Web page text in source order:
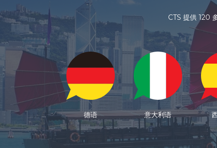
CTS 提供 120
法语 德语 意大利语